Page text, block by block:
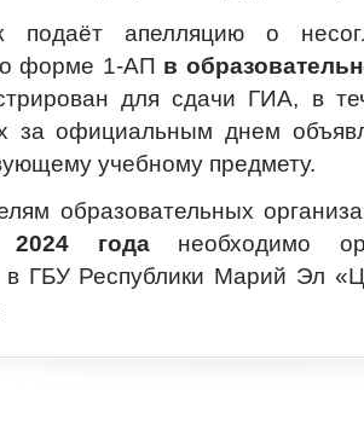
подаёт апелляцию о
форме 1-АП в
для сдачи ГИА, в
за официальным днем
учебному предмету.
образовательных
годанеобходимо
в ГБУ Республики Марий Эл